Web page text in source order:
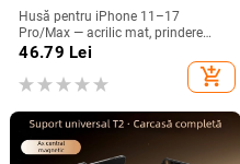
Husă pentru iPhone 11–17
Pro/Max — acrilic mat, prindere
magnetică, protecție anti-cadere,
46.79 Lei
add_shopping_cart